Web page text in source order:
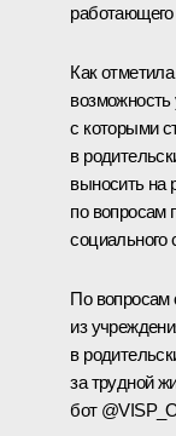
работающего
Как
с которыми
в
выносить на
по вопросам
социального
По вопросам
из
в
за трудной
бот